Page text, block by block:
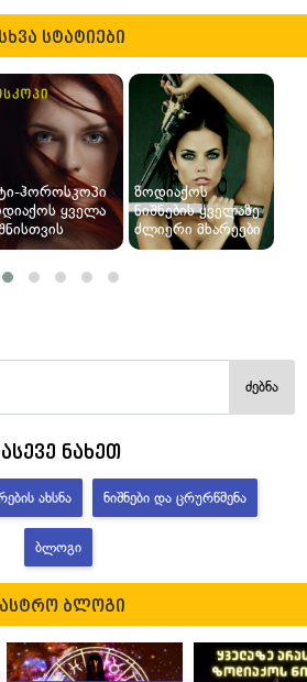
სხვა სტატიები
ჰოროსკოპი
ყველა
ზოდიაქოს
ნიშნების ყველაზე
ძლიერი მხარეები
ძებნა
ასევე ნახეთ
ᲐᲮᲡᲜᲐ ᲜᲘᲨᲜᲔᲑᲘ ᲓᲐ ᲪᲠᲣᲠᲬᲛᲔᲜᲐ
ᲑᲚᲝᲒᲘ
ასტრო ბლოგი